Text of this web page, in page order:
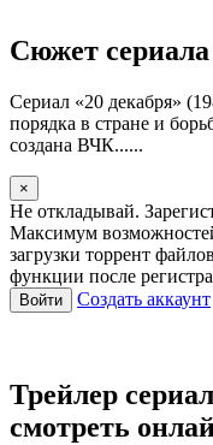
Сюжет сериала
Сериал «20 декабря»
порядка в стране и
создана ВЧК......
×
Не откладывай.
Максимум
загрузки торрент
функции после
Войти Создать аккаунт
Трейлер
смотреть